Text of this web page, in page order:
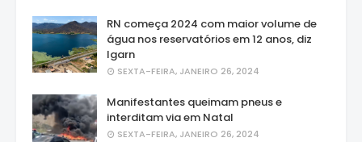
RN começa 2024 com maior volume de
água nos reservatórios em 12 anos, diz
Igarn
SEXTA-FEIRA, JANEIRO 26, 2024
Manifestantes queimam pneus e
interditam via em Natal
SEXTA-FEIRA, JANEIRO 26, 2024